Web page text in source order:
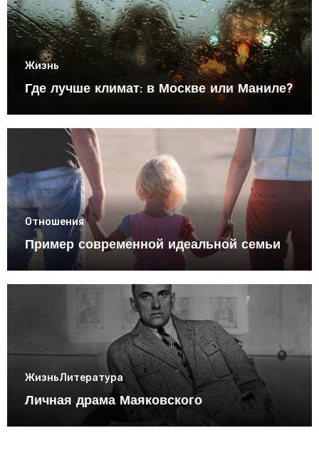
Жизнь
Где лучше климат: в Москве или Маниле?
Отношения
Пример современной идеальной семьи
ЖизньЛитература
Личная драма Маяковского